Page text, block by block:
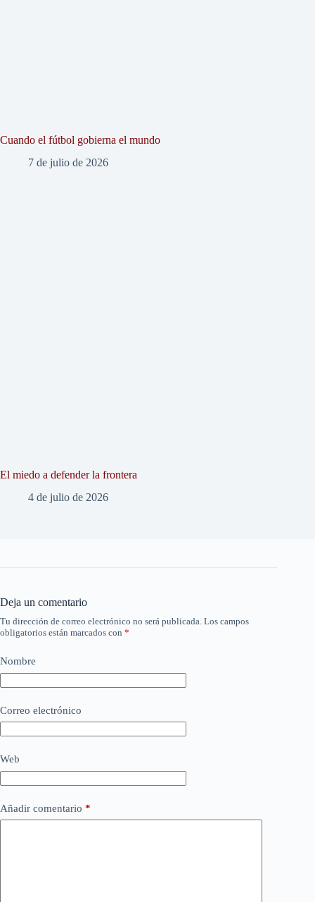
Cuando el fútbol gobierna el mundo
7 de julio de 2026
El miedo a defender la frontera
4 de julio de 2026
Deja un comentario
Tu dirección de correo electrónico no será publicada. Los campos
obligatorios están marcados con *
Nombre
Correo electrónico
Web
Añadir comentario *